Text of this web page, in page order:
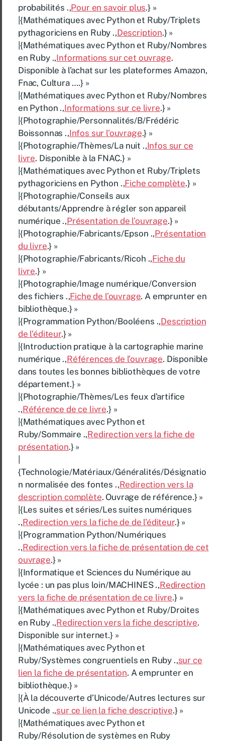
probabilités .,Pour en savoir plus.} »
|{Mathématiques avec Python et Ruby/Triplets
pythagoriciens en Ruby .,Description.} »
|{Mathématiques avec Python et Ruby/Nombres
en Ruby .,Informations sur cet ouvrage.
Disponible à l’achat sur les plateformes Amazon,
Fnac, Cultura ….} »
|{Mathématiques avec Python et Ruby/Nombres
en Python .,Informations sur ce livre.} »
|{Photographie/Personnalités/B/Frédéric
Boissonnas .,Infos sur l’ouvrage.} »
|{Photographie/Thèmes/La nuit .,Infos sur ce
livre. Disponible à la FNAC.} »
|{Mathématiques avec Python et Ruby/Triplets
pythagoriciens en Python .,Fiche complète.} »
|{Photographie/Conseils aux
débutants/Apprendre à régler son appareil
numérique .,Présentation de l’ouvrage.} »
|{Photographie/Fabricants/Epson .,Présentation
du livre.} »
|{Photographie/Fabricants/Ricoh .,Fiche du
livre.} »
|{Photographie/Image numérique/Conversion
des fichiers .,Fiche de l’ouvrage. A emprunter en
bibliothèque.} »
|{Programmation Python/Booléens .,Description
de l’éditeur.} »
|{Introduction pratique à la cartographie marine
numérique .,Références de l’ouvrage. Disponible
dans toutes les bonnes bibliothèques de votre
département.} »
|{Photographie/Thèmes/Les feux d’artifice
.,Référence de ce livre.} »
|{Mathématiques avec Python et
Ruby/Sommaire .,Redirection vers la fiche de
présentation.} »
{Technologie/Matériaux/Généralités/Désignatio
n normalisée des fontes .,Redirection vers la
description complète. Ouvrage de référence.} »
|{Les suites et séries/Les suites numériques
.,Redirection vers la fiche de de l’éditeur.} »
|{Programmation Python/Numériques
.,Redirection vers la fiche de présentation de cet
ouvrage.} »
|{Informatique et Sciences du Numérique au
lycée : un pas plus loin/MACHINES .,Redirection
vers la fiche de présentation de ce livre.} »
|{Mathématiques avec Python et Ruby/Droites
en Ruby .,Redirection vers la fiche descriptive.
Disponible sur internet.} »
|{Mathématiques avec Python et
Ruby/Systèmes congruentiels en Ruby .,sur ce
lien la fiche de présentation. A emprunter en
bibliothèque.} »
|{À la découverte d’Unicode/Autres lectures sur
Unicode .,sur ce lien la fiche descriptive.} »
|{Mathématiques avec Python et
Ruby/Résolution de systèmes en Ruby